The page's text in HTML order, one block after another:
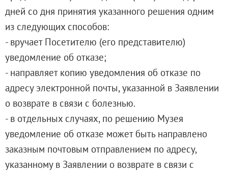
дней со дня принятия указанного решения одним
из следующих способов:
- вручает Посетителю (его представителю)
уведомление об отказе;
- направляет копию уведомления об отказе по
адресу электронной почты, указанной в Заявлении
о возврате в связи с болезнью.
- в отдельных случаях, по решению Музея
уведомление об отказе может быть направлено
заказным почтовым отправлением по адресу,
указанному в Заявлении о возврате в связи с